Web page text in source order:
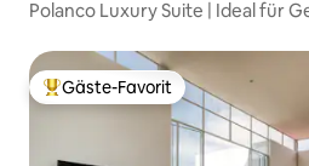
Polanco Luxury Suite | Ideal für
Beliebter Gäste-Favorit.
Gäste-Favorit